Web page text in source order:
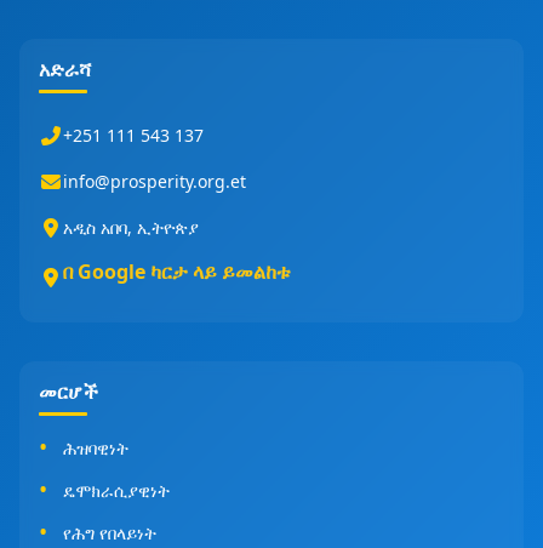
አድራሻ
+251 111 543 137
info@prosperity.org.et
አዲስ አበባ, ኢትዮጵያ
በ Google ካርታ ላይ ይመልከቱ
መርሆች
ሕዝባዊነት
ዴሞክራሲያዊነት
የሕግ የበላይነት